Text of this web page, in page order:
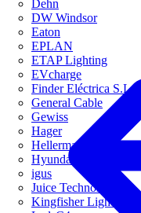
Dehn
DW Windsor
Eaton
EPLAN
ETAP Lighting
EVcharge
Finder Eléctrica S.L.U
General Cable
Gewiss
Hager
HellermannTyton
Hyundai Electric
igus
Juice Technology
Kingfisher Lighting